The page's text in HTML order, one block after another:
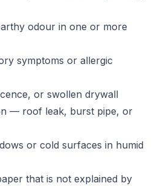
odour in one or more
symptoms or allergic
or swollen drywall
— roof leak, burst pipe, or
or cold surfaces in humid
that is not explained by